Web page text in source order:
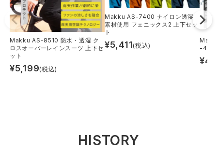
Makku AS-8510 防水・透湿 ク
ロスオーバーレインスーツ 上下セ
ット
¥5,199(税込)
Makku AS-7400 ナイロン透湿
素材使用 フェニックス2 上下セッ
ト
¥5,411(税込)
-
¥
HISTORY